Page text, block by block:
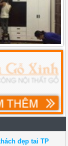
đẹp tai TP